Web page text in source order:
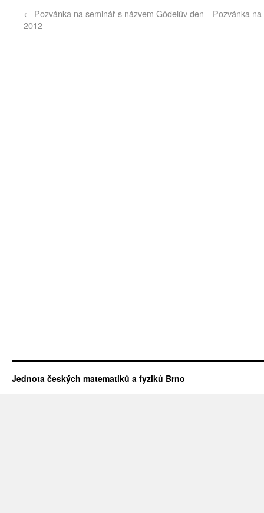
← Pozvánka na seminář s názvem Gödelův den
2012
Pozvánka
Jednota českých matematiků a fyziků Brno